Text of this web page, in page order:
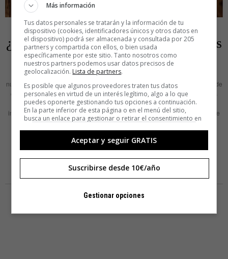
IDEAS JUDITH GONZÁLEZ FERRÁN
¿Qué ha sido de la madera en nuestras
vidas?
Si nos preguntaran si podemos enumerar las diferencias que hay entre
nuestras casas y las de nuestros abuelos, se nos ocurrirían una buena lista de
cambios, la mayor parte de ellos relacionados probablemente con algunos
avances tecnológicos y, si nos remontáramos más, puede que con la
introducción de algunos electrodomésticos hoy comunes o con medidas que
han añadido confort a
LEER MÁS
Más información
Tus datos personales se tratarán y la información de tu
dispositivo (cookies, identificadores únicos y otros datos en
el dispositivo) podrá ser almacenada y consultada por 205
partners y compartida con ellos, o bien usada
específicamente por este sitio. Tanto nosotros como
nuestros partners podemos usar datos precisos de
geolocalización. Lista de partners.
Es posible que algunos proveedores traten tus datos
personales en virtud de un interés legítimo, algo a lo que
puedes oponerte gestionando tus opciones a continuación.
En la parte inferior de esta página o en el menú del sitio,
busca un enlace para gestionar o retirar el consentimiento en
Aceptar y seguir GRATIS
Suscribirse desde 10€/año
Gestionar opciones